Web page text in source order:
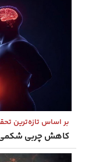
بر اساس تازه‌ترین
کاهش چربی شکمی